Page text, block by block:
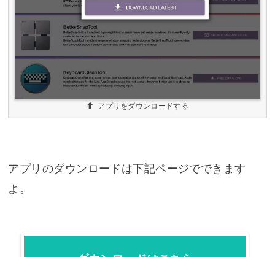
アプリをダウンロードする
アプリのダウンロードは下記ページでできます
よ。